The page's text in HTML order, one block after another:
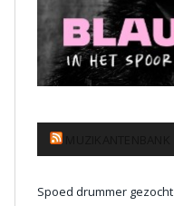
Spoed drummer gezocht